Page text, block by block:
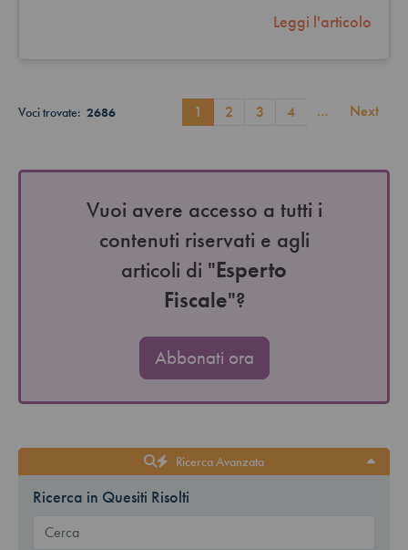
Leggi l'articolo
Voci trovate: 2686 1 2 3 4 … Next
Vuoi avere accesso a tutti i
contenuti riservati e agli
articoli di "Esperto
Fiscale"?
Abbonati ora
Ricerca Avanzata
Ricerca in Quesiti Risolti